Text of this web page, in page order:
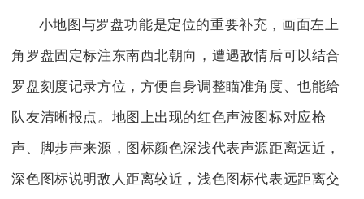
小地图与罗盘功能是定位的重要补充，画面左上
角罗盘固定标注东南西北朝向，遭遇敌情后可以结合
罗盘刻度记录方位，方便自身调整瞄准角度、也能给
队友清晰报点。地图上出现的红色声波图标对应枪
声、脚步声来源，图标颜色深浅代表声源距离远近，
深色图标说明敌人距离较近，浅色图标代表远距离交